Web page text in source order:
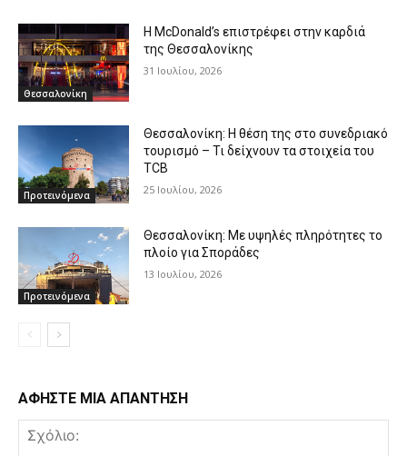
Θεσσαλονίκη
Η McDonald’s επιστρέφει στην καρδιά
της Θεσσαλονίκης
31 Ιουλίου, 2026
Προτεινόμενα
Θεσσαλονίκη: Η θέση της στο συνεδριακό
τουρισμό – Τι δείχνουν τα στοιχεία του
TCB
25 Ιουλίου, 2026
Προτεινόμενα
Θεσσαλονίκη: Με υψηλές πληρότητες το
πλοίο για Σποράδες
13 Ιουλίου, 2026
ΑΦΗΣΤΕ ΜΙΑ ΑΠΑΝΤΗΣΗ